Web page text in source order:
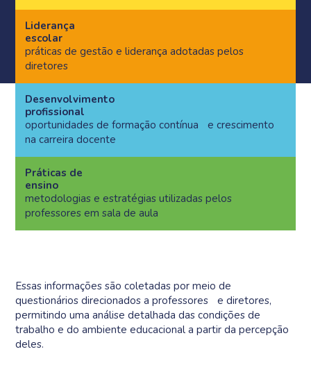
Liderança
escolar
práticas de gestão e liderança adotadas pelos
diretores
Desenvolvimento
profissional
oportunidades de formação contínua e crescimento
na carreira docente
Práticas de
ensino
metodologias e estratégias utilizadas pelos
professores em sala de aula
Essas informações são coletadas por meio de
questionários direcionados a professores e diretores,
permitindo uma análise detalhada das condições de
trabalho e do ambiente educacional a partir da percepção
deles.